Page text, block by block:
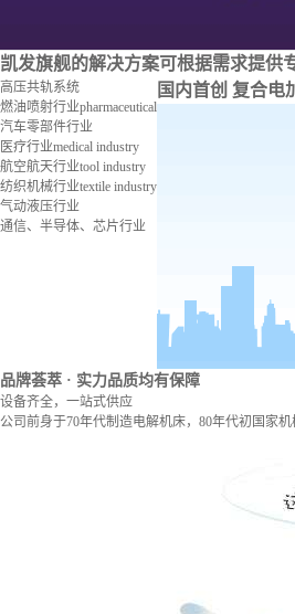
凯发旗舰的解决方案可根据需求提供
高压共轨系统
燃油喷射行业pharmaceutical
汽车零部件行业
医疗行业medical industry
航空航天行业tool industry
纺织机械行业textile industry
气动液压行业
通信、半导体、芯片行业
国内首创 复合电
品牌荟萃 · 实力品质均有保障
设备齐全，一站式供应
公司前身于70年代制造电解机床，80年代初国家